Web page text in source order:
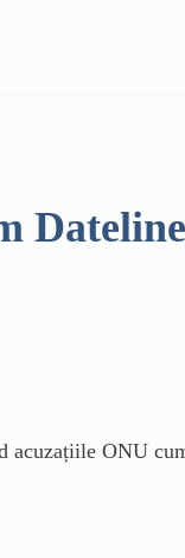
acuzațiile ONU